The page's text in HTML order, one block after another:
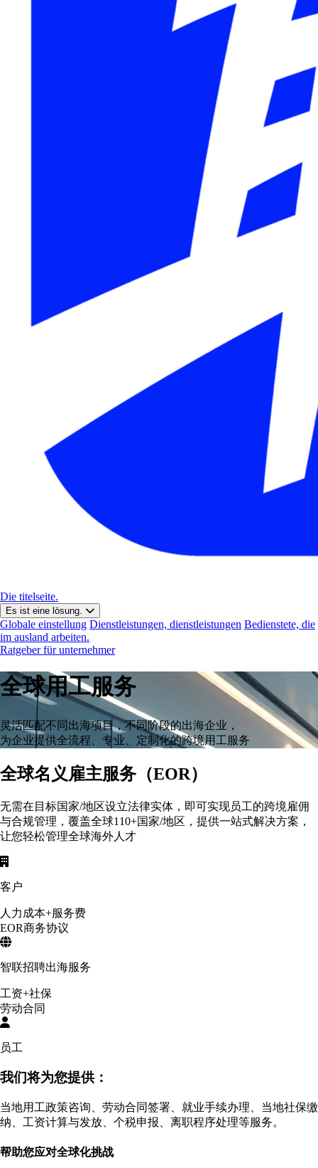
Die titelseite.
Es ist eine lösung.
Globale einstellung Dienstleistungen, dienstleistungen Bedienstete, die
im ausland arbeiten.
Ratgeber für unternehmer
全球用工服务
灵活匹配不同出海项目，不同阶段的出海企业，
为企业提供全流程、专业、定制化的跨境用工服务
全球名义雇主服务（EOR）
无需在目标国家/地区设立法律实体，即可实现员工的跨境雇佣
与合规管理，覆盖全球110+国家/地区，提供一站式解决方案，
让您轻松管理全球海外人才
客户
人力成本+服务费
EOR商务协议
智联招聘出海服务
工资+社保
劳动合同
员工
我们将为您提供：
当地用工政策咨询、劳动合同签署、就业手续办理、当地社保缴
纳、工资计算与发放、个税申报、离职程序处理等服务。
帮助您应对全球化挑战